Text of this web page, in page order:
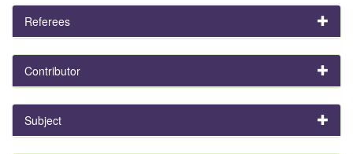
Referees
Contributor
Subject